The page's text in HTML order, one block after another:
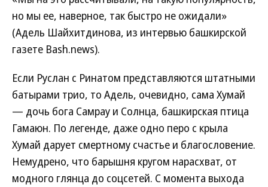
но мы ее, наверное, так быстро не ожидали»
(Адель Шайхитдинова, из интервью башкирской
газете Bash.news).
Если Руслан с Ринатом представляются штатными
батырами трио, то Адель, очевидно, сама Хумай
— дочь бога Самрау и Солнца, башкирская птица
Гамаюн. По легенде, даже одно перо с крыла
Хумай дарует смертному счастье и благословение.
Немудрено, что барышня кругом нарасхват, от
модного глянца до соцсетей. С момента выхода